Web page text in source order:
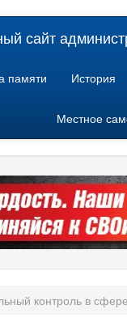
сайт
памяти История
Местное
контроль в сфере